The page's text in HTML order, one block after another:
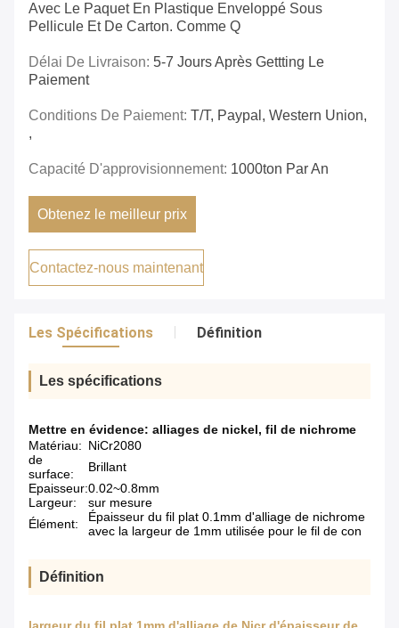
Avec Le Paquet En Plastique Enveloppé Sous
Pellicule Et De Carton. Comme Q
Délai De Livraison: 5-7 Jours Après Gettting Le
Paiement
Conditions De Paiement: T/T, Paypal, Western Union,
,
Capacité D'approvisionnement: 1000ton Par An
Obtenez le meilleur prix
Contactez-nous maintenant
Les Spécifications Définition
Les spécifications
Mettre en évidence: alliages de nickel, fil de nichrome
Matériau: NiCr2080
de
surface:
Brillant
Epaisseur:0.02~0.8mm
Largeur:
sur mesure
Élément:
Épaisseur du fil plat 0.1mm d'alliage de nichrome
avec la largeur de 1mm utilisée pour le fil de con
Définition